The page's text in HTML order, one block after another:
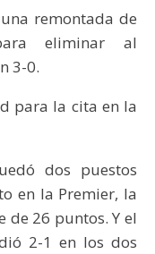
remontada de
eliminar al
3-0.
para la cita en la
dos puestos
en la Premier, la
de 26 puntos. Y el
2-1 en los dos